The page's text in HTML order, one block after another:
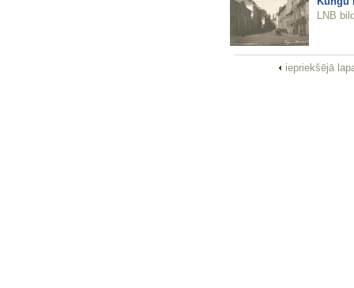
LNB
iepriekšējā